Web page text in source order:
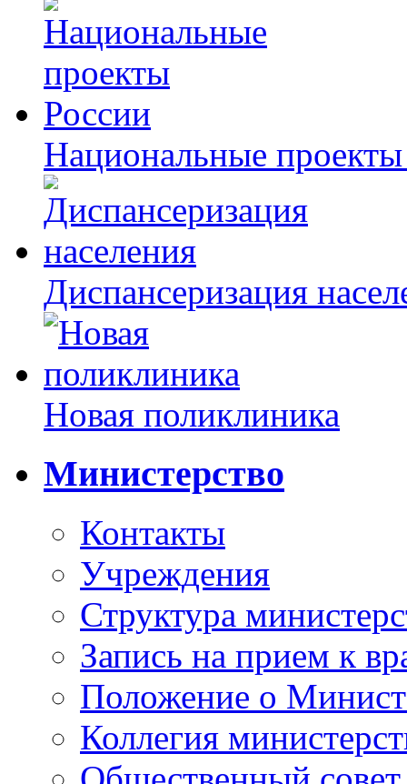
Национальные
Диспансеризация
Новая поликлиника
Министерство
Контакты
Учреждения
Структура
Запись на прием к
Положение о
Коллегия